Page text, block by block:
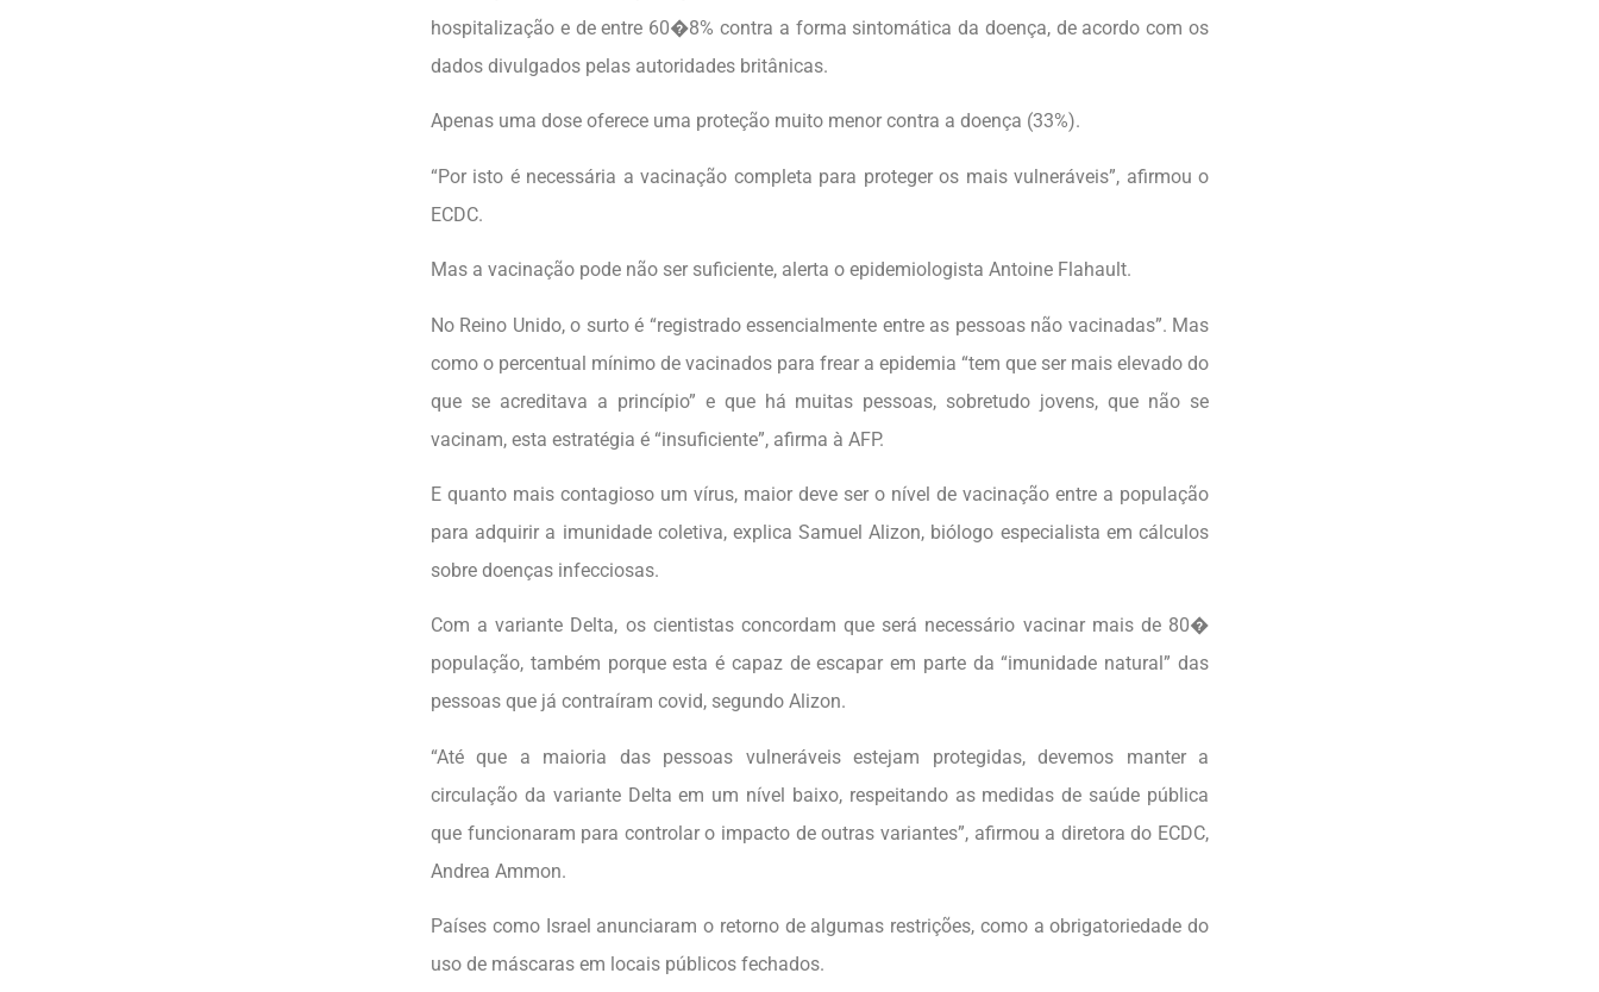
hospitalização e de entre 60�8% contra a forma sintomática da doença, de acordo com os
dados divulgados pelas autoridades britânicas.
Apenas uma dose oferece uma proteção muito menor contra a doença (33%).
“Por isto é necessária a vacinação completa para proteger os mais vulneráveis”, afirmou o
ECDC.
Mas a vacinação pode não ser suficiente, alerta o epidemiologista Antoine Flahault.
No Reino Unido, o surto é “registrado essencialmente entre as pessoas não vacinadas”. Mas
como o percentual mínimo de vacinados para frear a epidemia “tem que ser mais elevado do
que se acreditava a princípio” e que há muitas pessoas, sobretudo jovens, que não se
vacinam, esta estratégia é “insuficiente”, afirma à AFP.
E quanto mais contagioso um vírus, maior deve ser o nível de vacinação entre a população
para adquirir a imunidade coletiva, explica Samuel Alizon, biólogo especialista em cálculos
sobre doenças infecciosas.
Com a variante Delta, os cientistas concordam que será necessário vacinar mais de 80�
população, também porque esta é capaz de escapar em parte da “imunidade natural” das
pessoas que já contraíram covid, segundo Alizon.
“Até que a maioria das pessoas vulneráveis estejam protegidas, devemos manter a
circulação da variante Delta em um nível baixo, respeitando as medidas de saúde pública
que funcionaram para controlar o impacto de outras variantes”, afirmou a diretora do ECDC,
Andrea Ammon.
Países como Israel anunciaram o retorno de algumas restrições, como a obrigatoriedade do
uso de máscaras em locais públicos fechados.